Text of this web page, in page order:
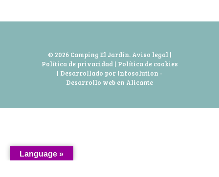
© 2026 Camping El Jardín. Aviso legal |
Política de privacidad| Política de cookies
| Desarrollado por Infosolution -
Desarrollo web en Alicante
Language »